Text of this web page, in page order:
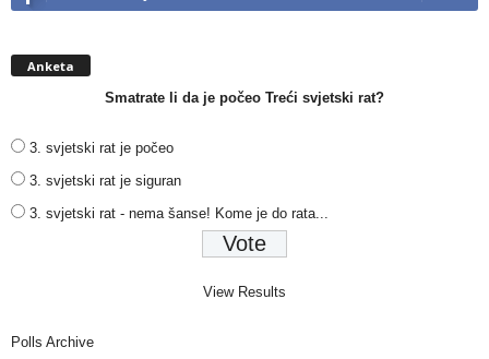
Anketa
Smatrate li da je počeo Treći svjetski rat?
3. svjetski rat je počeo
3. svjetski rat je siguran
3. svjetski rat - nema šanse! Kome je do rata...
View Results
Polls Archive